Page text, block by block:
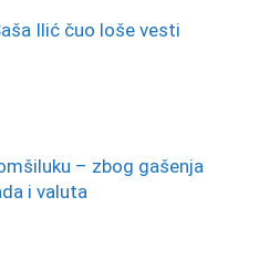
Ilić čuo loše vesti
– zbog gašenja
i valuta